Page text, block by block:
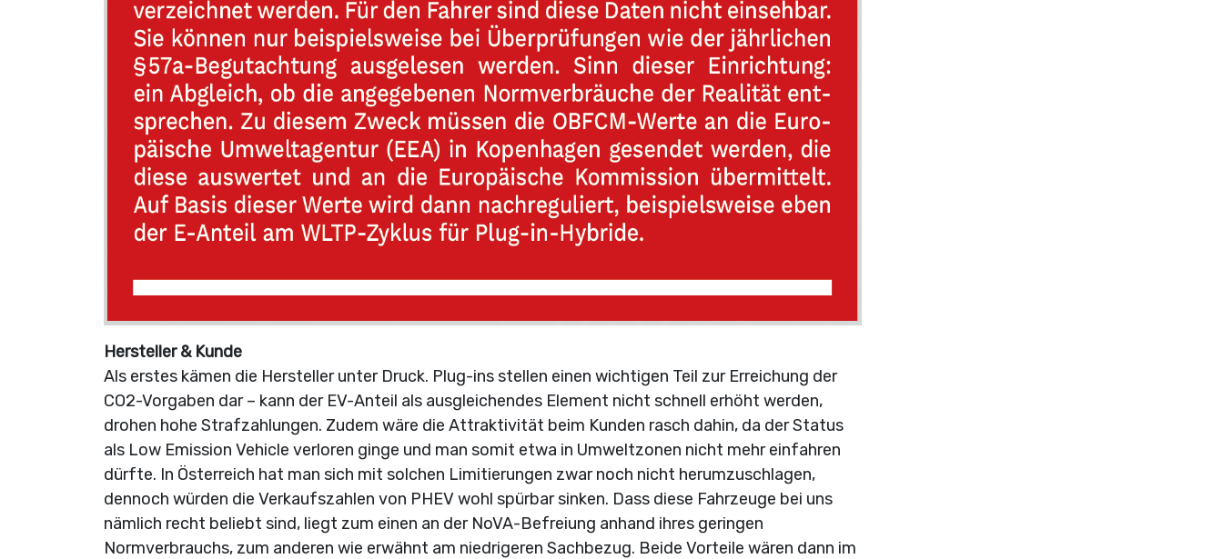
Hersteller & Kunde
Als erstes kämen die Hersteller unter Druck. Plug-ins stellen einen wichtigen Teil zur Erreichung der
CO2-Vorgaben dar – kann der EV-Anteil als ausgleichendes Element nicht schnell erhöht werden,
drohen hohe Strafzahlungen. Zudem wäre die Attraktivität beim Kunden rasch dahin, da der Status
als Low Emission Vehicle verloren ginge und man somit etwa in Umweltzonen nicht mehr einfahren
dürfte. In Österreich hat man sich mit solchen Limitierungen zwar noch nicht herumzuschlagen,
dennoch würden die Verkaufszahlen von PHEV wohl spürbar sinken. Dass diese Fahrzeuge bei uns
nämlich recht beliebt sind, liegt zum einen an der NoVA-Befreiung anhand ihres geringen
Normverbrauchs, zum anderen wie erwähnt am niedrigeren Sachbezug. Beide Vorteile wären dann im